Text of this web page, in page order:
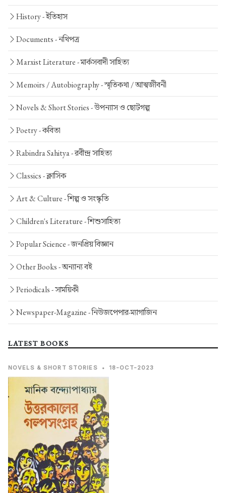
History -ইতিহাস
Documents -নথিপত্র
Marxist Literature -মার্কসবাদী সাহিত্য
Memoirs / Autobiography -স্মৃতিকথা / আত্মজীবনী
Novels & Short Stories -উপন্যাস ও ছোটগল্প
Poetry -কবিতা
Rabindra Sahitya -রবীন্দ্র সাহিত্য
Classics -ক্লাসিক
Art & Culture -শিল্প ও সংস্কৃতি
Children's Literature -শিশুসাহিত্য
Popular Science -জনপ্রিয় বিজ্ঞান
Other Books -অন্যান্য বই
Periodicals -সাময়িকী
Newspaper-Magazine -নিউজপেপার-ম্যাগাজিন
LATEST BOOKS
NOVELS & SHORT STORIES • 18-OCT-2023